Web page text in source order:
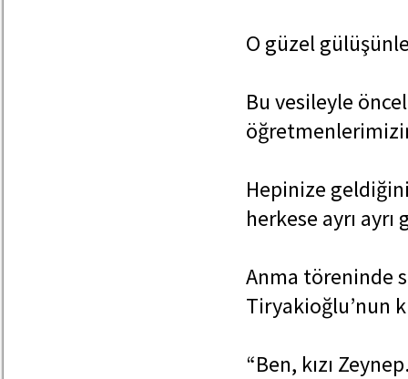
O güzel
Bu vesileyle
Hepinize
herkese ayrı ayrı
Anma töreninde
Tiryakioğlu’nun
“Ben, kızı